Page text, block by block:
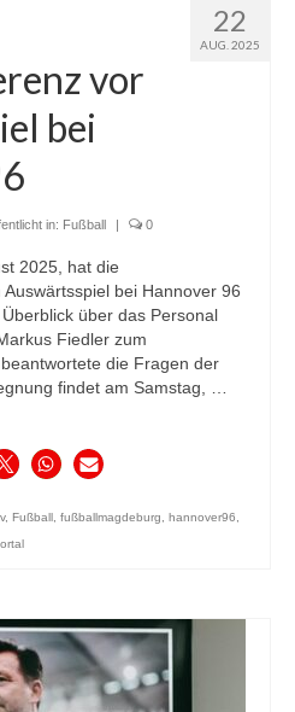
22
AUG. 2025
vor
bei
in: Fußball | 0
2025, hat die
bei Hannover 96
über das Personal
Fiedler zum
die Fragen der
findet am Samstag, …
, Fußball fußballmagdeburg hannover96